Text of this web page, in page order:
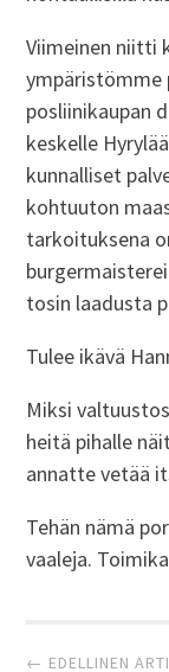
Viimeinen niitti
ympäristömme
posliinikaupan
keskelle
kunnalliset
kohtuuton
tarkoituksena
tosin laadusta
Tulee ikävä
Miksi
heitä pihalle
annatte vetää
Tehän nämä
vaaleja.
← EDELLINEN